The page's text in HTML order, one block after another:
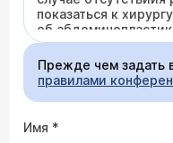
показаться к
об
07.12.2007 Жанна,
На УЗИ у меня
можно делать
Прежде чем задать
правилами
Имя *